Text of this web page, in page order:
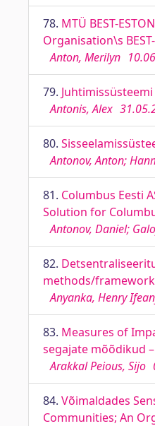
78. MTÜ BEST-
Organisation\s
Anton, Merilyn
79.
Antonis, Alex
80.
Antonov, Anton;
81. Columbus Eesti
Solution for
Antonov, Daniel;
82.
methods/
Anyanka, Henry
83. Measures of
segajate mõõdikud
Arakkal Peious, Sijo
84. Võimaldades
Communities; An